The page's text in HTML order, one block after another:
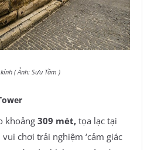
( Ảnh: Sưu Tầm )
khoảng 309 mét, tọa lạc tại
chơi trải nghiệm ‘cảm giác